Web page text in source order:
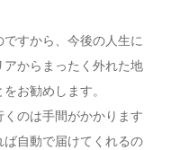
すから、今後の人生に
からまったく外れた地
お勧めします。
のは手間がかかります
自動で届けてくれるの